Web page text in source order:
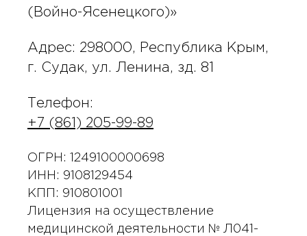
(Войно-Ясенецкого)»
Адрес: 298000, Республика Крым,
г. Судак, ул. Ленина, зд. 81
Телефон:
+7 (861) 205-99-89
ОГРН: 1249100000698
ИНН: 9108129454
КПП: 910801001
Лицензия на осуществление
медицинской деятельности № Л041-